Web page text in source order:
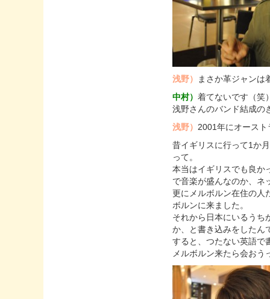
浅野）
まさか革ジャンは
中村）着てないです（笑
浅野さんのバンド結成の
浅野）2001年にオース
昔イギリスに行って1か
って。
本当はイギリスでも良か
で音楽が盛んなのか、ネ
更にメルボルン在住の人
ボルンに来ました。
それから日本にいるうち
か、と書き込みをしたん
すると、つたない英語で
メルボルン来たら会おう